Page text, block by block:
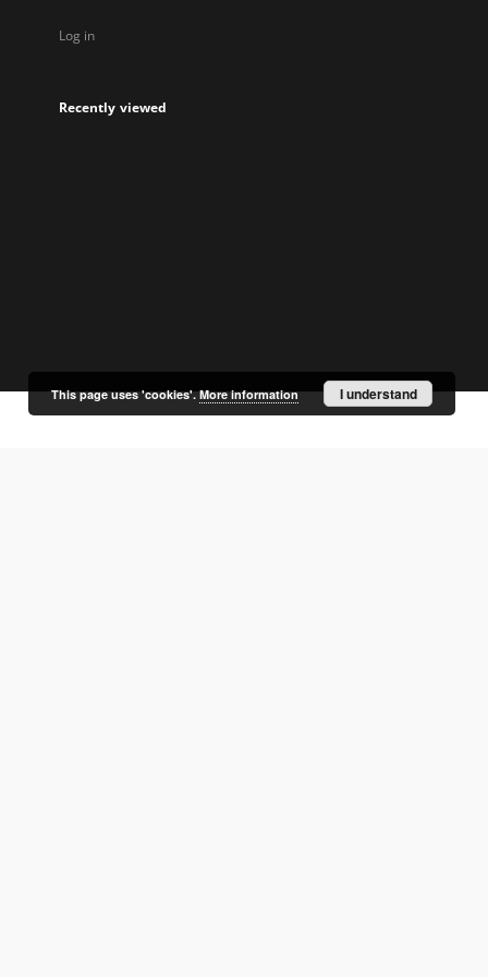
Log in
Recently viewed
This page uses 'cookies'.More information I understand